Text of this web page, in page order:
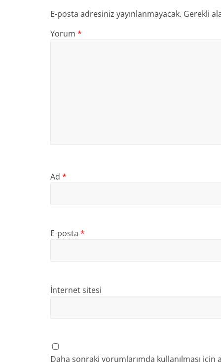
E-posta adresiniz yayınlanmayacak. Gerekli
Yorum *
Ad *
E-posta *
İnternet sitesi
Daha sonraki yorumlarımda kullanılması için